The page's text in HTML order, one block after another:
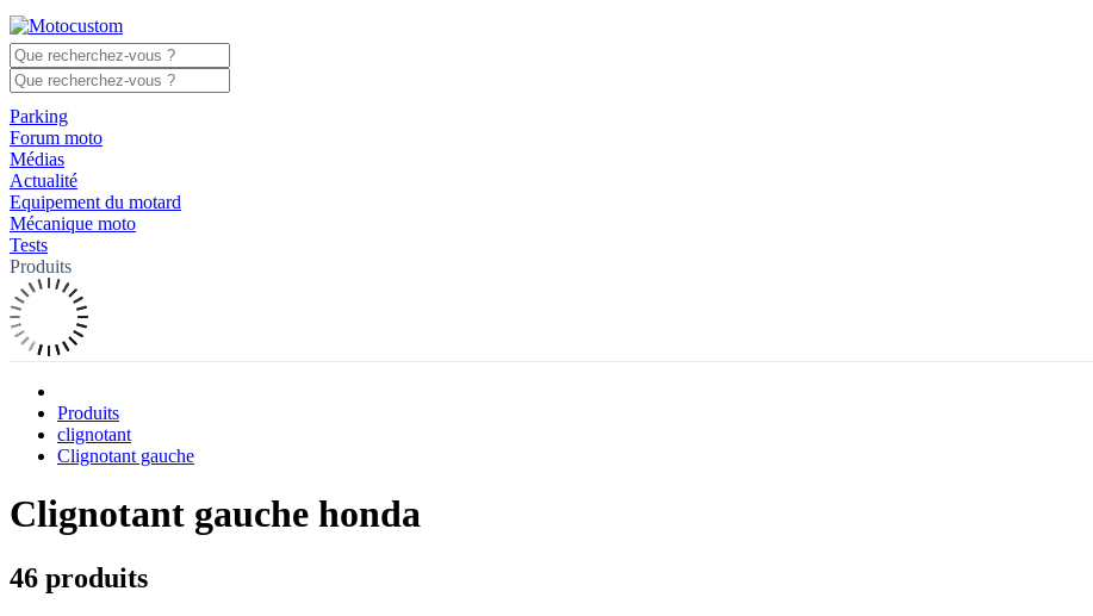
Parking
Forum moto
Médias
Actualité
Equipement du motard
Mécanique moto
Tests
Produits
Produits
clignotant
Clignotant gauche
Clignotant gauche honda
46 produits